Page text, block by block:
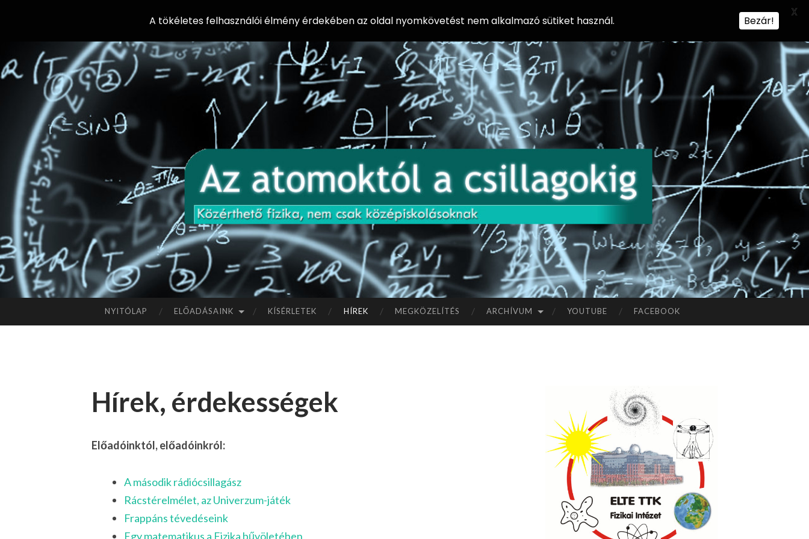
AZ
AT
OM
OK
TÓ
L A
Előadássorozat
középiskolásoknak
az ELTE
Természettudományi
Kar Fizikai
Intézetében
A
NYITÓLAP ELŐADÁSAINK KÍSÉRLETEK HÍREK MEGKÖZELÍTÉS ARCHÍVUM YOUTUBE FACEBOOK
Hírek, érdekességek
Előadóinktól, előadóinkról:
A második rádiócsillagász
Rácstérelmélet, az Univerzum-játék
Frappáns tévedéseink
Egy matematikus a Fizika bűvöletében
A tökéletes felhasználói élmény érdekében az oldal nyomkövetést nem alkalmazó sütiket használ. Bezár!
X